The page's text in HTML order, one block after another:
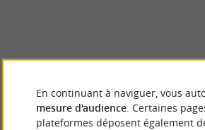
En continuant à naviguer, vous
mesure d'audience. Certaines
plateformes déposent également